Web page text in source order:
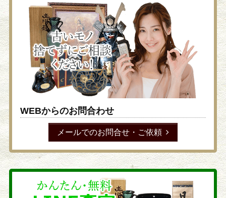
WEBからのお問合わせ
メールでのお問合せ・ご依頼